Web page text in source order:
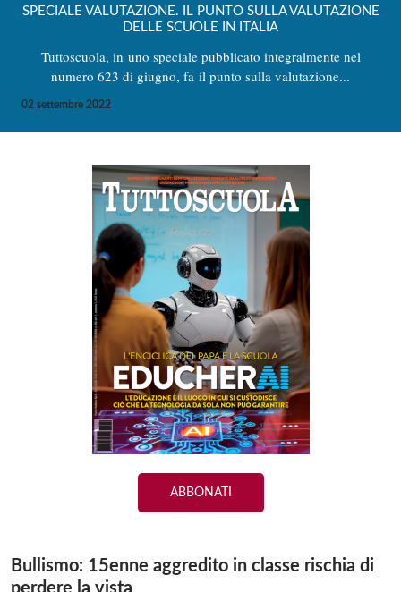
SPECIALE VALUTAZIONE. IL PUNTO SULLA VALUTAZIONE
DELLE SCUOLE IN ITALIA
Tuttoscuola, in uno speciale pubblicato integralmente nel
numero 623 di giugno, fa il punto sulla valutazione...
02 settembre 2022
ABBONATI
Bullismo: 15enne aggredito in classe rischia di
perdere la vista